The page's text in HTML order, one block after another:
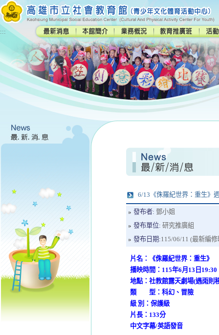
:::
6/13《侏羅紀世界：重生》
發布者: 鄧小姐
發布單位: 研究推廣組
發布日期:115/06/11 (最新編
片名：《侏羅紀世界：重生》
播映時間：115年6月13日19:30
地點：社教館露天劇場(遇雨則
類 型：科幻、冒險
級 別：保護級
片長：133分
中文字幕/英語發音